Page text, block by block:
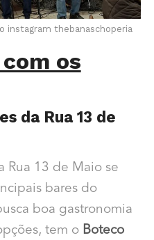
instagram thebanaschoperia
os
da Rua 13 de
Rua 13 de Maio se
bares do
boa gastronomia
tem o Boteco